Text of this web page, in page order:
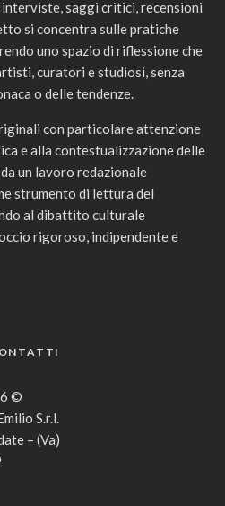
saggi critici, recensioni
si concentra sulle pratiche
uno spazio di riflessione che
curatori e studiosi, senza
o delle tendenze.
con particolare attenzione
e alla contestualizzazione delle
un lavoro redazionale
strumento di lettura del
al dibattito culturale
rigoroso, indipendente e
©
S.r.l.
– (Va)